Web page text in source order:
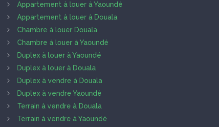
Appartement à louer à Yaoundé
Appartement à louer à Douala
Chambre à louer Douala
Chambre à louer à Yaoundé
Duplex à louer à Yaoundé
Duplex à louer à Douala
Duplex à vendre à Douala
Duplex à vendre Yaoundé
Terrain à vendre à Douala
Terrain à vendre à Yaoundé